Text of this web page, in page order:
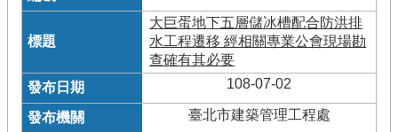
大巨蛋地下五層儲冰槽配合防洪排
水工程遷移 經相關專業公會現場勘
查確有其必要
108-07-02
臺北市建築管理工程處